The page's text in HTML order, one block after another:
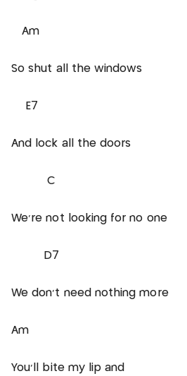
Am
So shut all the windows
E7
And lock all the doors
C
We're not looking for no one
D7
We don't need nothing more
Am
You'll bite my lip and